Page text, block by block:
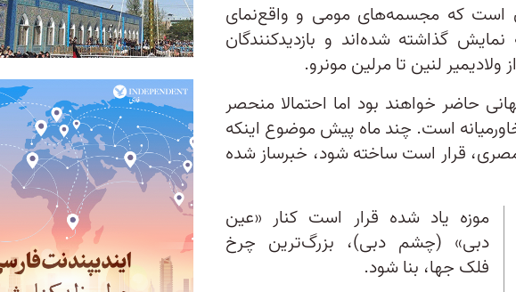
است که مجسمه‌های مومی و واقع‌نمای
گذاشته شده‌اند و بازدیدکنندگان
لنین تا مرلین مونرو.
توسوی دبی ۶۰ ستاره جهانی حاضر خواهند بود اما احتمالا منحصر
آن حضور ۱۶ ستاره از خاورمیانه است. چند ماه پیش موضوع اینکه
قرار است ساخته شود، خبرساز شده
موزه یاد شده قرار است کنار «عین
دبی» (چشم دبی)، بزرگ‌ترین چرخ
فلک جها، بنا شود.